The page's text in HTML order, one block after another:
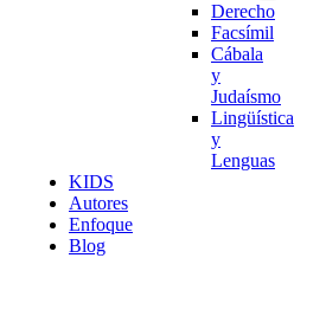
Derecho
Facsímil
Cábala
y
Judaísmo
Lingüística
y
Lenguas
KIDS
Autores
Enfoque
Blog